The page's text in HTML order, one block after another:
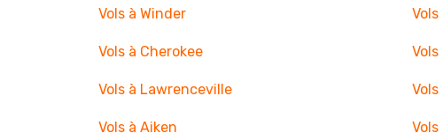
Vols à Winder
Vols à Cherokee
Vols à Lawrenceville
Vols à Aiken Vols